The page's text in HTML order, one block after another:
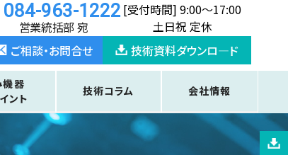
084-963-1222 [受付時間] 9:00〜17:00
土日祝 定休
営業統括部 宛
ご相談・お問合せ
技術資料ダウンロ―ド
機器
ント
技術コラム 会社情報